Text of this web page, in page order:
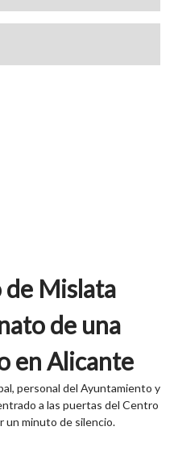
Mislata
de una
en Alicante
personal del Ayuntamiento y
a las puertas del Centro
un minuto de silencio.